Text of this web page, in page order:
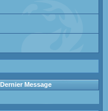
Dernier Message